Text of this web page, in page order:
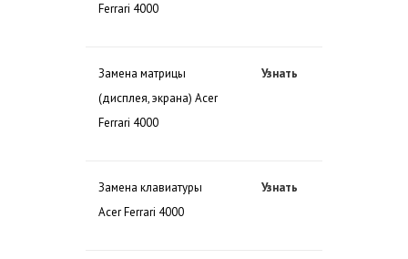
Ferrari 4000
Замена матрицы
(дисплея, экрана) Acer
Ferrari 4000
Узнать
Замена клавиатуры
Acer Ferrari 4000
Узнать